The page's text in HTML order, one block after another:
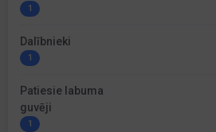
1
Dalībnieki
1
Patiesie labuma
guvēji
1